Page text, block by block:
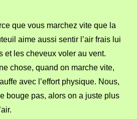
que vous marchez vite que la
aime aussi sentir l’air frais lui
et les cheveux voler au vent.
chose, quand on marche vite,
avec l’effort physique. Nous,
bouge pas, alors on a juste plus